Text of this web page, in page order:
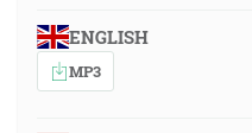
ENGLISH
MP3